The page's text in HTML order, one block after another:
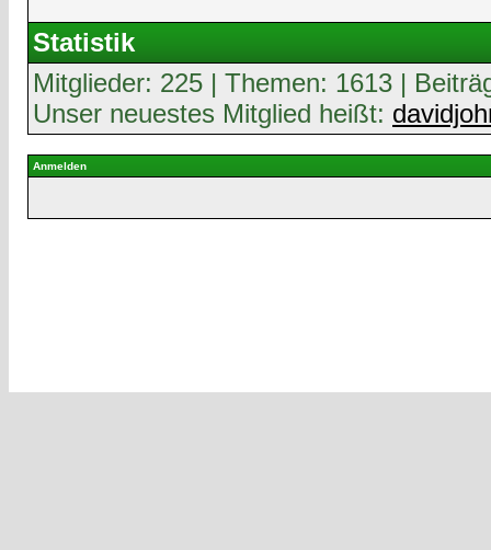
Statistik
Mitglieder: 225 | Themen: 1613 |
Unser neuestes Mitglied heißt:
Anmelden